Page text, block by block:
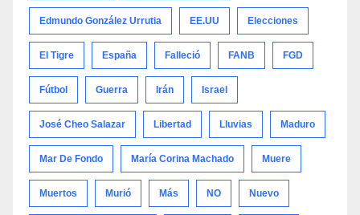
Edmundo González Urrutia EE.UU Elecciones
El Tigre España Falleció FANB FGD
Fútbol Guerra Irán Israel
José Cheo Salazar Libertad Lluvias Maduro
Mar De Fondo María Corina Machado Muere
Muertos Murió Más NO Nuevo